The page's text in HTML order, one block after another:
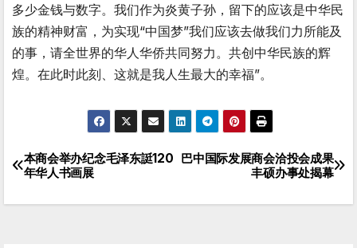
多少金钱与数字。我们作为炎黄子孙，留下的应该是中华民
族的精神财富，为实现“中国梦”我们应该去做我们力所能及
的事，请全世界的华人华侨共同努力。共创中华民族的辉
煌。在此时此刻、这就是我人生最大的幸福”。
文
章
巴中国际发展商会洽投会成果
丰硕办事处揭幕
本商会举办纪念毛泽东誔120
年华人书画展